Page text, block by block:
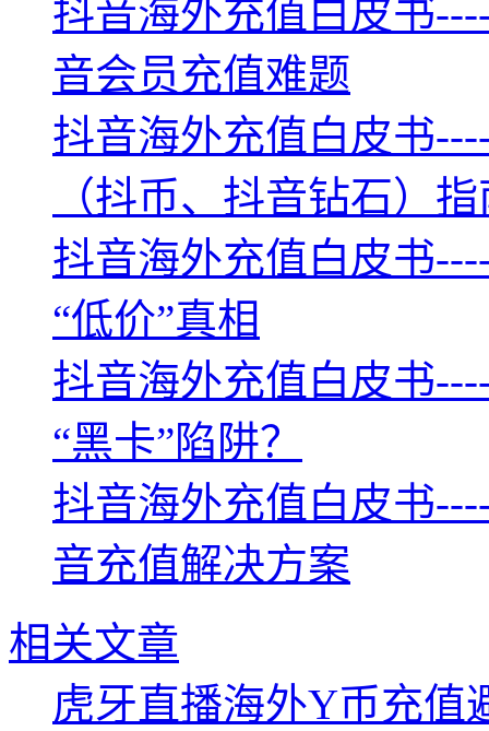
抖音海外充值白皮书
音会员充值难题
抖音海外充值白皮书
（抖币、抖音钻石）
抖音海外充值白皮书
“低价”真相
抖音海外充值白皮书
“黑卡”陷阱？
抖音海外充值白皮书
音充值解决方案
相关文章
虎牙直播海外Y币充值